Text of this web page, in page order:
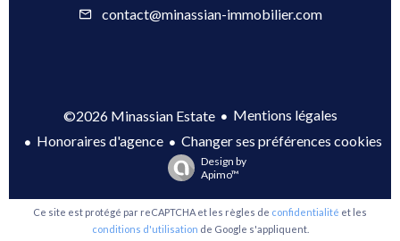
contact@minassian-immobilier.com
©2026 Minassian Estate
Mentions légales
Honoraires d'agence
Changer ses préférences cookies
Design by
Apimo™
Ce site est protégé par reCAPTCHA et les règles de confidentialité et les
conditions d'utilisation de Google s'appliquent.